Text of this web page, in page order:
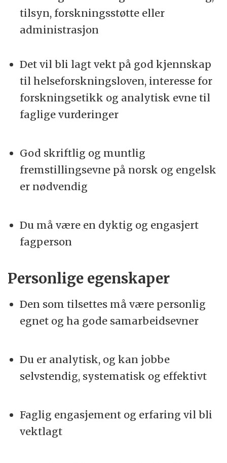
tilsyn, forskningsstøtte eller
administrasjon
Det vil bli lagt vekt på god kjennskap
til helseforskningsloven, interesse for
forskningsetikk og analytisk evne til
faglige vurderinger
God skriftlig og muntlig
fremstillingsevne på norsk og engelsk
er nødvendig
Du må være en dyktig og engasjert
fagperson
Personlige egenskaper
Den som tilsettes må være personlig
egnet og ha gode samarbeidsevner
Du er analytisk, og kan jobbe
selvstendig, systematisk og effektivt
Faglig engasjement og erfaring vil bli
vektlagt